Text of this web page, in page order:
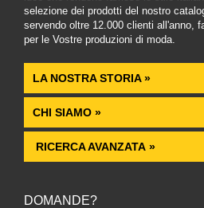
selezione dei prodotti del nostro
servendo oltre 12.000 clienti all'anno,
per le Vostre produzioni di moda.
LA NOSTRA STORIA »
CHI SIAMO »
RICERCA AVANZATA »
DOMANDE?